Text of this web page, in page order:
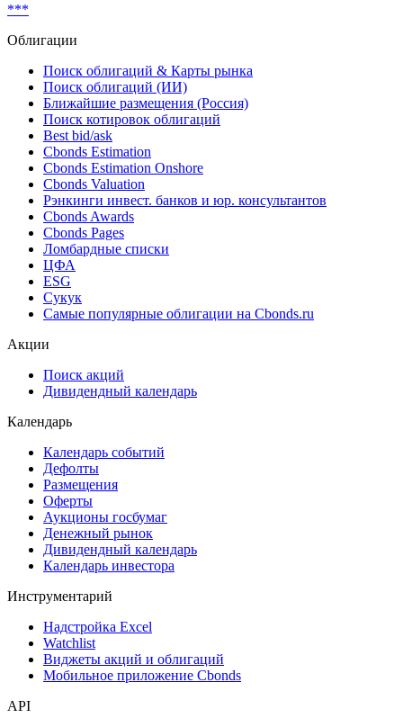
***
Облигации
Поиск облигаций & Карты рынка
Поиск облигаций (ИИ)
Ближайшие размещения (Россия)
Поиск котировок облигаций
Best bid/ask
Cbonds Estimation
Cbonds Estimation Onshore
Cbonds Valuation
Рэнкинги инвест. банков и юр. консультантов
Cbonds Awards
Cbonds Pages
Ломбардные списки
ЦФА
ESG
Сукук
Самые популярные облигации на Cbonds.ru
Акции
Поиск акций
Дивидендный календарь
Календарь
Календарь событий
Дефолты
Размещения
Оферты
Аукционы госбумаг
Денежный рынок
Дивидендный календарь
Календарь инвестора
Инструментарий
Надстройка Excel
Watchlist
Виджеты акций и облигаций
Мобильное приложение Cbonds
API